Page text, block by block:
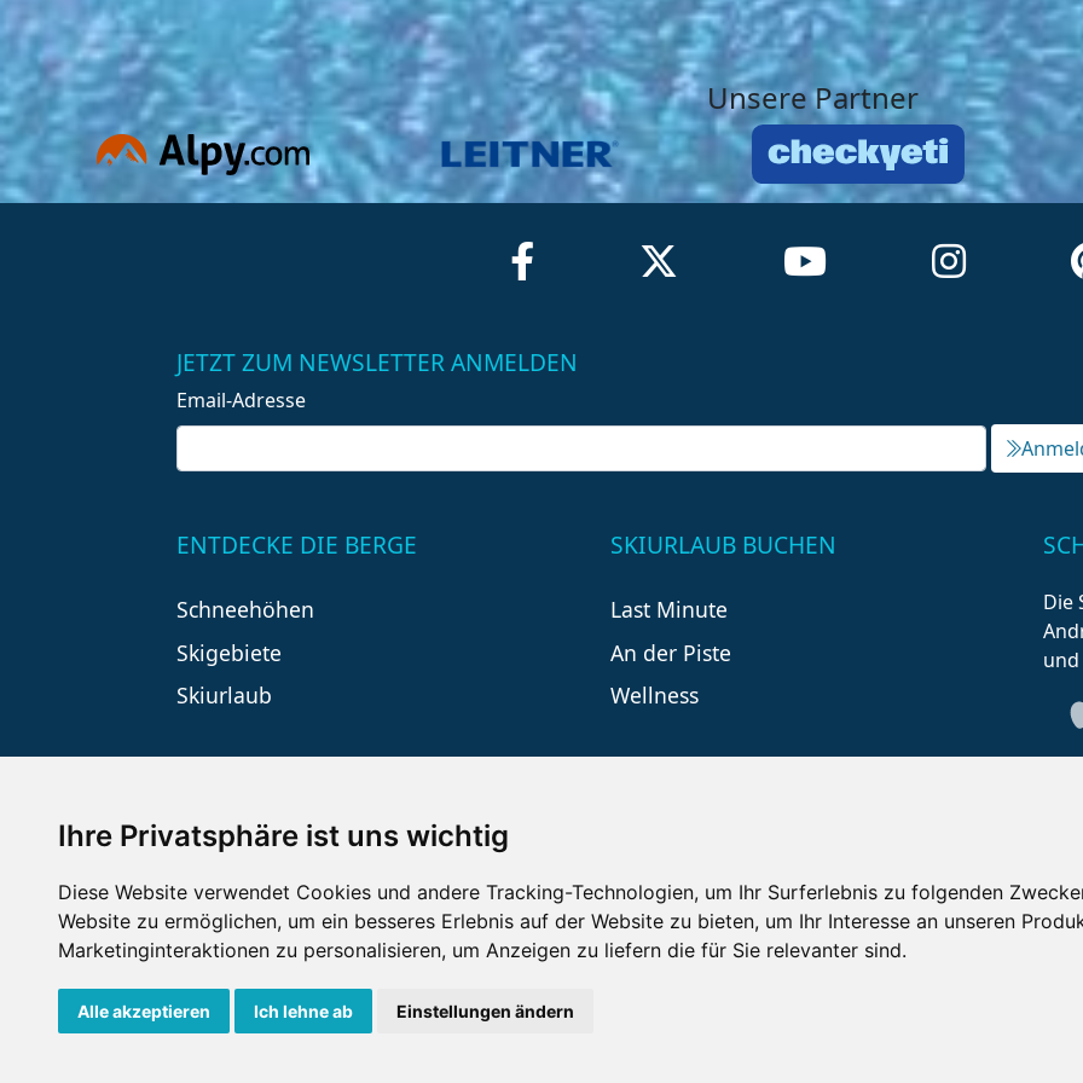
Ihre Privatsphäre ist uns wichtig
Diese Website verwendet Cookies und andere Tracking-Technologien, um Ihr Surferlebnis zu folgenden
Website zu ermöglichen, um ein besseres Erlebnis auf der Website zu bieten, um Ihr Interesse an unseren
Marketinginteraktionen zu personalisieren, um Anzeigen zu liefern die für Sie relevanter sind.
Alle akzeptieren Ich lehne ab Einstellungen ändern
Unsere Partner
JETZT ZUM NEWSLETTER ANMELDEN
Email-Adresse
ENTDECKE DIE BERGE
Schneehöhen
Skigebiete
Skiurlaub
SKIURLAUB BUCHEN
Last Minute
An der Piste
Wellness
Die
Impressum Datenschutz Nutzungsbedingungen Kontakt Partner Portale